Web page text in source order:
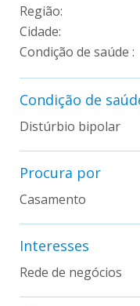
Região:
Cidade:
Condição de saúde :
Condição de
Distúrbio bipolar
Procura por
Casamento
Interesses
Rede de negócios